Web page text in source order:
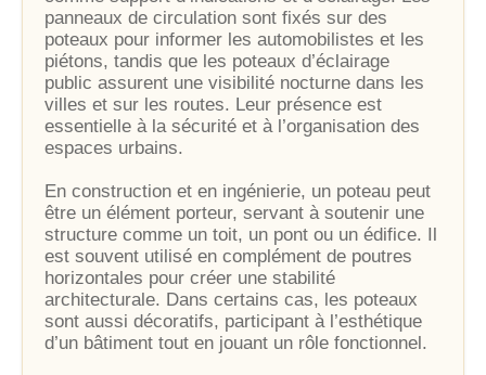
panneaux de circulation sont fixés sur des
poteaux pour informer les automobilistes et les
piétons, tandis que les poteaux d’éclairage
public assurent une visibilité nocturne dans les
villes et sur les routes. Leur présence est
essentielle à la sécurité et à l’organisation des
espaces urbains.
En construction et en ingénierie, un poteau peut
être un élément porteur, servant à soutenir une
structure comme un toit, un pont ou un édifice. Il
est souvent utilisé en complément de poutres
horizontales pour créer une stabilité
architecturale. Dans certains cas, les poteaux
sont aussi décoratifs, participant à l’esthétique
d’un bâtiment tout en jouant un rôle fonctionnel.